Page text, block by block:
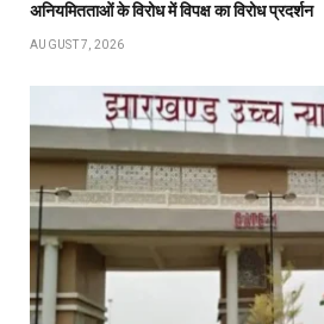
अनियमितताओं के विरोध में विपक्ष का विरोध प्रदर्शन
AUGUST 7, 2026